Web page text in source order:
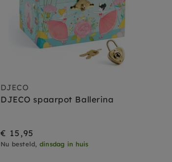
DJECO
DJECO spaarpot Ballerina
€ 15,95
Nu besteld, dinsdag in huis